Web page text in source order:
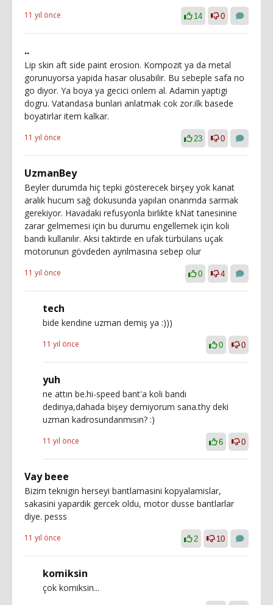
11 yıl önce 14 0
..
Lip skin aft side paint erosion. Kompozit ya da metal
gorunuyorsa yapida hasar olusabilir. Bu sebeple safa no
go diyor. Ya boya ya gecici onlem al. Adamin yaptigi
dogru. Vatandasa bunlari anlatmak cok zor.ilk basede
boyatirlar item kalkar.
11 yıl önce 23 0
UzmanBey
Beyler durumda hiç tepki gösterecek birşey yok kanat
aralık hucum sağ dokusunda yapılan onarımda sarmak
gerekiyor. Havadaki refusyonla birlikte kNat tanesinine
zarar gelmemesi için bu durumu engellemek için koli
bandı kullanılır. Aksi taktirde en ufak türbülans uçak
motorunun gövdeden ayrılmasına sebep olur
11 yıl önce 0 4
tech
bide kendine uzman demiş ya :)))
11 yıl önce 0 0
yuh
ne attın be.hi-speed bant'a koli bandı
dedinya,dahada bişey demiyorum sana.thy deki
uzman kadrosundanmısın? :)
11 yıl önce 6 0
Vay beee
Bizim teknigin herseyi bantlamasini kopyalamislar,
sakasini yapardik gercek oldu, motor dusse bantlarlar
diye. pesss
11 yıl önce 2 10
komiksin
çok komiksin...